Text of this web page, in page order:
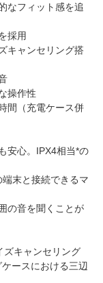
なフィット感を追
採用
キャンセリング搭
操作性
間（充電ケース併
安心。IPX4相当*の
末と接続できるマ
の音を聞くことが
ズキャンセリング
ースにおける三辺